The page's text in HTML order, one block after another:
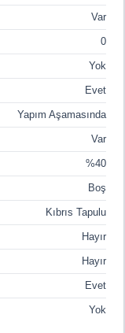
Var
0
Yok
Evet
Yapım Aşamasında
Var
%40
Boş
Kıbrıs Tapulu
Hayır
Hayır
Evet
Yok